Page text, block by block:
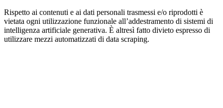
Rispetto ai contenuti e ai dati personali trasmessi e/o riprodotti è
vietata ogni utilizzazione funzionale all’addestramento di sistemi di
intelligenza artificiale generativa. È altresì fatto divieto espresso di
utilizzare mezzi automatizzati di data scraping.